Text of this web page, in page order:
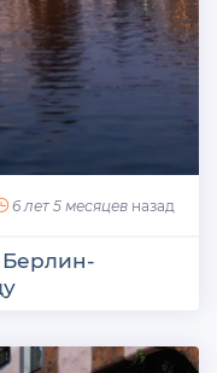
6 лет 5 месяцев назад
Берлин-